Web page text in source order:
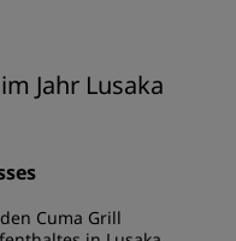
Jahr Lusaka
Cuma Grill